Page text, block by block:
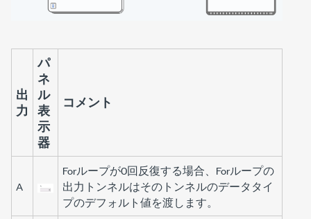
出
力
パ
ネ
ル
表
示
器
コメント
A
Forループが0回反復する場合、 Forループの
出力トンネルはそのトンネルのデータタイ
プのデフォルト値を渡します。